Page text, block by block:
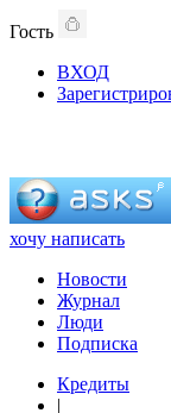
Гость
ВХОД
хочу написать
Новости
Журнал
Люди
Подписка
Кредиты
|